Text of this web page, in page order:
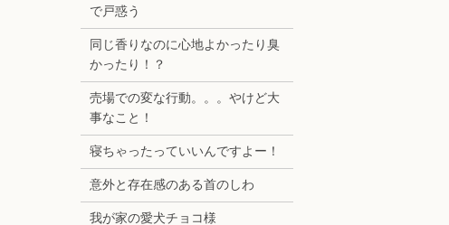
で戸惑う
同じ香りなのに心地よかったり臭
かったり！？
売場での変な行動。。。やけど大
事なこと！
寝ちゃったっていいんですよー！
意外と存在感のある首のしわ
我が家の愛犬チョコ様